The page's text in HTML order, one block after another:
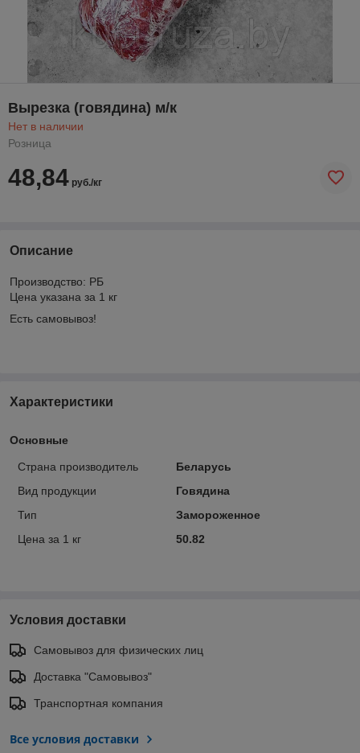
Вырезка (говядина) м/к
Нет в наличии
Розница
48,84 руб./кг
Описание
Производство: РБ
Цена указана за 1 кг
Есть самовывоз!
Характеристики
Основные
Страна производитель
Беларусь
Вид продукции
Говядина
Тип
Замороженное
Цена за 1 кг
50.82
Условия доставки
Самовывоз для физических лиц
Доставка "Самовывоз"
Транспортная компания
Все условия доставки